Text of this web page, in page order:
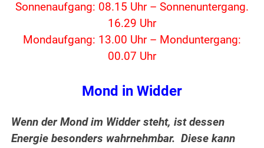
Sonnenaufgang: 08.15 Uhr – Sonnenuntergang.
16.29 Uhr
Mondaufgang: 13.00 Uhr – Monduntergang:
00.07 Uhr
Mond in Widder
Wenn der Mond im Widder steht, ist dessen
Energie besonders wahrnehmbar. Diese kann